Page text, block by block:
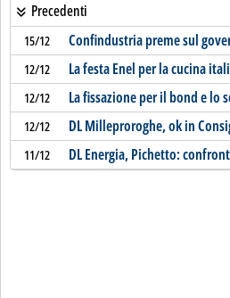
Precedenti
15/12 Confindustria preme sul
12/12 La festa Enel per la cucina
12/12 La fissazione per il bond e lo
12/12 DL Milleproroghe, ok in
11/12 DL Energia, Pichetto: